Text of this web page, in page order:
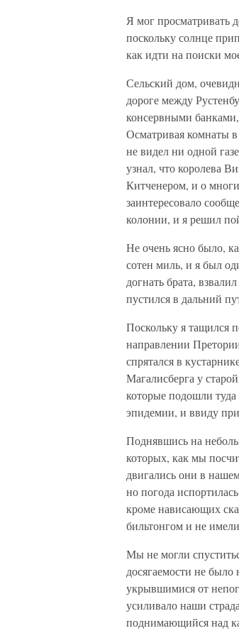
Я мог просматривать
поскольку солнце
как идти на поиски
Сельский дом,
дороге между
консервными
Осматривая комнаты
не видел ни одной
узнал, что королева
Китченером, и о
заинтересовало
колонии, и я решил
Не очень ясно было,
сотен миль, и я был
догнать брата,
пустился в дальний
Поскольку я тащился
направлении
спрятался в
Магалисберга у
которые подошли
эпидемии, и ввиду
Поднявшись на
которых, как мы
двигались они в
но погода
кроме нависающих
бильтонгом и не
Мы не могли
досягаемости не
укрывшимися от
усиливало наши
поднимающийся над